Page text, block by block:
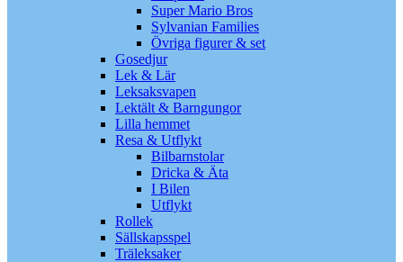
Super Mario Bros
Sylvanian Families
Övriga figurer & set
Gosedjur
Lek & Lär
Leksaksvapen
Lektält & Barngungor
Lilla hemmet
Resa & Utflykt
Bilbarnstolar
Dricka & Äta
I Bilen
Utflykt
Rollek
Sällskapsspel
Träleksaker